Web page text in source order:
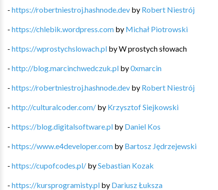
- https://robertniestroj.hashnode.dev by Robert Niestrój
- https://chlebik.wordpress.com by Michał Piotrowski
- https://wprostychslowach.pl byW prostych słowach
- http://blog.marcinchwedczuk.pl by0xmarcin
- https://robertniestroj.hashnode.dev by Robert Niestrój
- http://culturalcoder.com/ by Krzysztof Siejkowski
- https://blog.digitalsoftware.pl by Daniel Kos
- https://www.e4developer.com by Bartosz Jędrzejewski
- https://cupofcodes.pl/ bySebastian Kozak
- https://kursprogramisty.pl by Dariusz Łuksza